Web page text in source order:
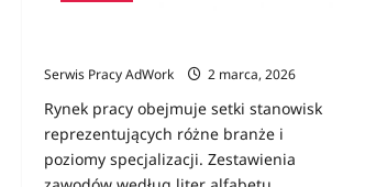
Serwis Pracy AdWork
2 marca, 2026
Rynek pracy obejmuje setki stanowisk
reprezentujących różne branże i
poziomy specjalizacji. Zestawienia